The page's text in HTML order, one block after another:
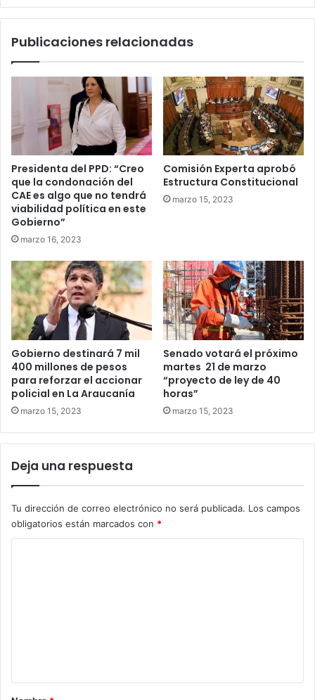
más
en
Publicaciones relacionadas
Presidenta del PPD: “Creo
que la condonación del
CAE es algo que no tendrá
viabilidad política en este
Gobierno”
marzo 16, 2023
Comisión Experta aprobó
Estructura Constitucional
marzo 15, 2023
Gobierno destinará 7 mil
400 millones de pesos
para reforzar el accionar
policial en La Araucanía
marzo 15, 2023
Senado votará el próximo
martes 21 de marzo
“proyecto de ley de 40
horas”
marzo 15, 2023
Deja una respuesta
Tu dirección de correo electrónico no será publicada. Los campos
obligatorios están marcados con *
r